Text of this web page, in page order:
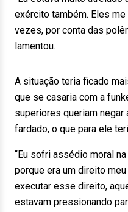
exército também. Eles
vezes, por conta das
lamentou.
A situação teria ficado
que se casaria com a
superiores queriam
fardado, o que para ele
“Eu sofri assédio moral
porque era um direito
executar esse direito,
estavam pressionando